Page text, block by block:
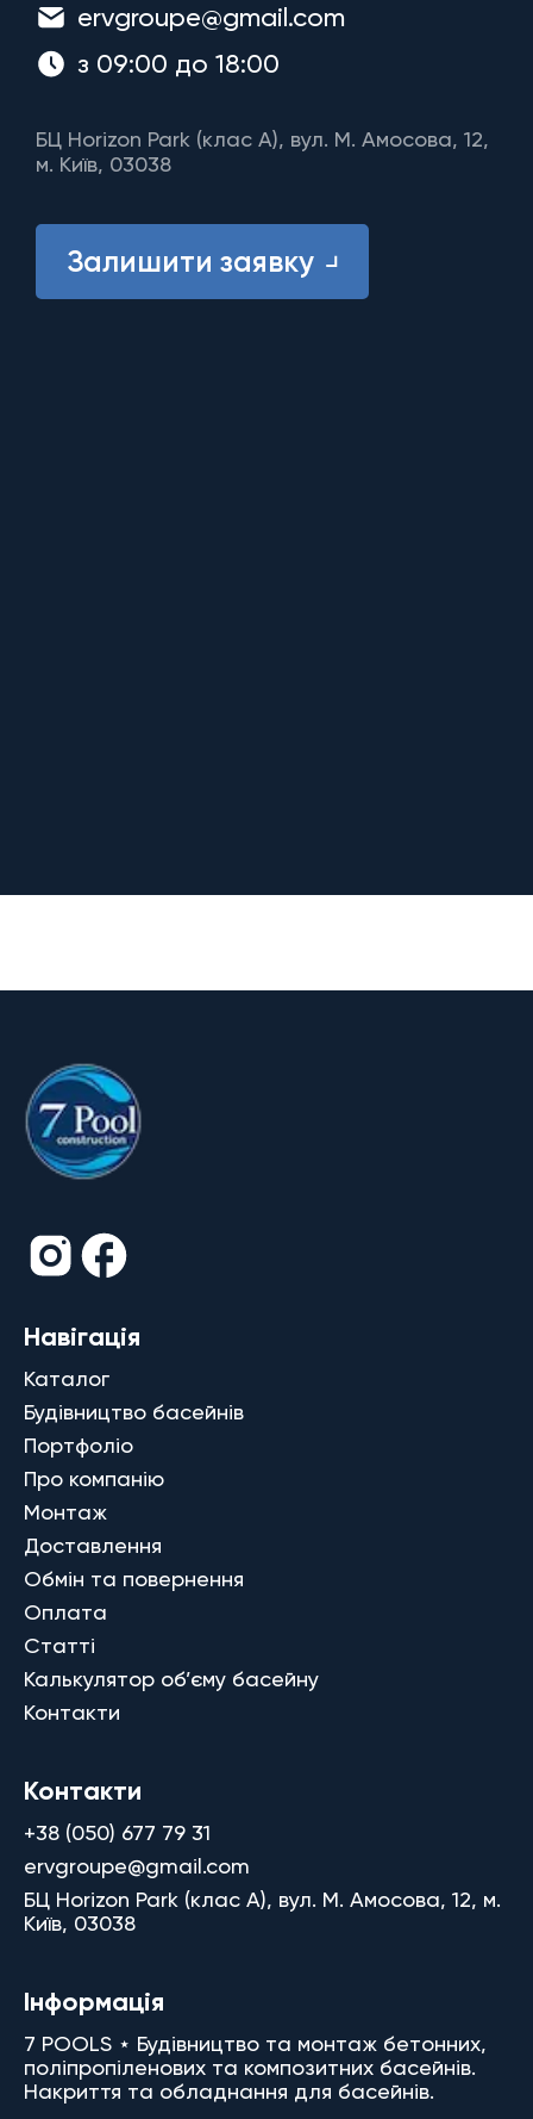
ervgroupe@gmail.com
з 09:00 до 18:00
БЦ Horizon Park (клас A), вул. М. Амосова, 12,
м. Київ, 03038
Залишити заявку
Навігація
Каталог
Будівництво басейнів
Портфоліо
Про компанію
Монтаж
Доставлення
Обмін та повернення
Оплата
Статті
Калькулятор об’єму басейну
Контакти
Контакти
+38 (050) 677 79 31
ervgroupe@gmail.com
БЦ Horizon Park (клас A), вул. М. Амосова, 12, м.
Київ, 03038
Інформація
7 POOLS ⋆ Будівництво та монтаж бетонних,
поліпропіленових та композитних басейнів.
Накриття та обладнання для басейнів.